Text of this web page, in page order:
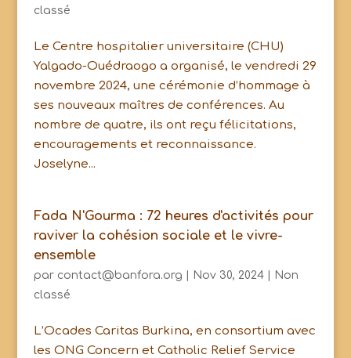
classé
Le Centre hospitalier universitaire (CHU)
Yalgado-Ouédraogo a organisé, le vendredi 29
novembre 2024, une cérémonie d’hommage à
ses nouveaux maîtres de conférences. Au
nombre de quatre, ils ont reçu félicitations,
encouragements et reconnaissance.
Joselyne...
Fada N'Gourma : 72 heures d'activités pour
raviver la cohésion sociale et le vivre-
ensemble
par contact@banfora.org Nov 30, 2024|
Non
classé
L’Ocades Caritas Burkina, en consortium avec
les ONG Concern et Catholic Relief Service